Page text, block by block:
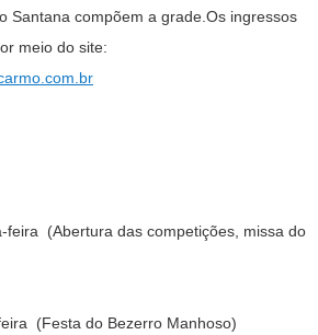
Santana compõem a grade.Os ingressos
meio do site:
feira (Abertura das competições, missa do
(Festa do Bezerro Manhoso)